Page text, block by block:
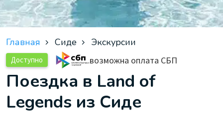
Главная Сиде Экскурсии
Доступно возможна оплата СБП
Поездка в Land of
Legends из Сиде